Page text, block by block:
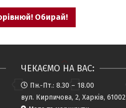
Обирай!
ЧЕКАЄМО НА ВАС:
Пн.-Пт.: 8.30 – 18.00
вул. Кирпичова, 2, Харків, 61002